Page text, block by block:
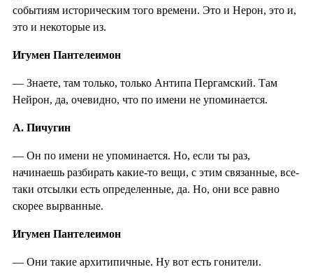
событиям историческим того времени. Это и Нерон, это и,
это и некоторые из.
Игумен Пантелеимон
— Знаете, там только, только Антипа Пергамский. Там
Нейрон, да, очевидно, что по имени не упоминается.
А. Пичугин
— Он по имени не упоминается. Но, если ты раз,
начинаешь разбирать какие-то вещи, с этим связанные, все-
таки отсылки есть определенные, да. Но, они все равно
скорее вырванные.
Игумен Пантелеимон
— Они такие архитипичные. Ну вот есть гонители.